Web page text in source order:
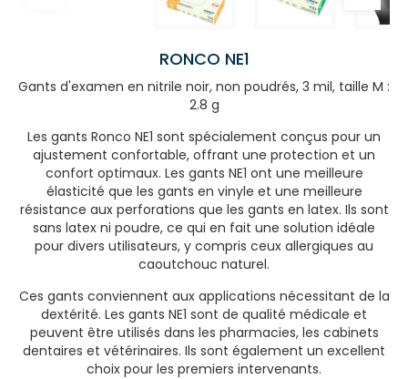
RONCO NE1
Gants d'examen en nitrile noir, non poudrés, 3 mil, taille M :
2.8 g
Les gants Ronco NE1 sont spécialement conçus pour un
ajustement confortable, offrant une protection et un
confort optimaux. Les gants NE1 ont une meilleure
élasticité que les gants en vinyle et une meilleure
résistance aux perforations que les gants en latex. Ils sont
sans latex ni poudre, ce qui en fait une solution idéale
pour divers utilisateurs, y compris ceux allergiques au
caoutchouc naturel.
Ces gants conviennent aux applications nécessitant de la
dextérité. Les gants NE1 sont de qualité médicale et
peuvent être utilisés dans les pharmacies, les cabinets
dentaires et vétérinaires. Ils sont également un excellent
choix pour les premiers intervenants.